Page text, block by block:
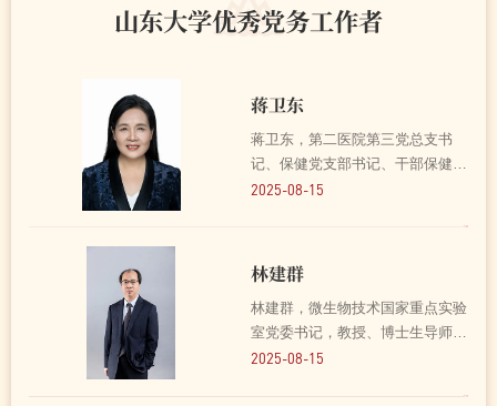
山东大学优秀党务工作者
蒋卫东
蒋卫东，第二医院第三党总支书
记、保健党支部书记、干部保健/
老年医学科主任。她发挥“双带头
学生、基础研究与临床实践等工作
联合，组织各科室联合开展...
2025-08-15
林建群
林建群，微生物技术国家重点实验
室党委书记，教授、博士生导师。
该同志坚持以高质量党建引领事业
2025-08-15